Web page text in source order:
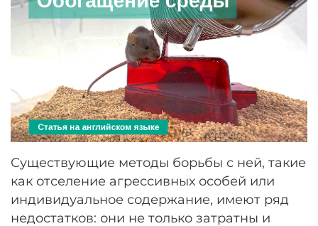
Существующие методы борьбы с ней, такие
как отселение агрессивных особей или
индивидуальное содержание, имеют ряд
недостатков: они не только затратны и